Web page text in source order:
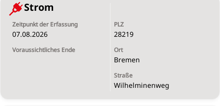
Strom
07.08.2026 28219
Bremen
Wilhelminenweg